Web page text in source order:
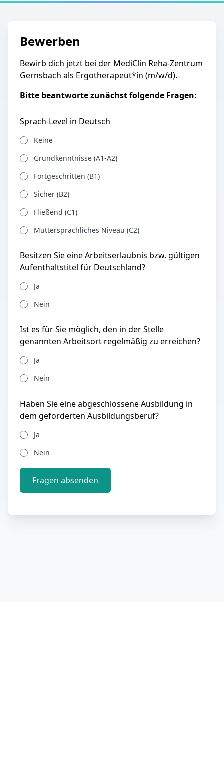
Bewerben
Bewirb dich jetzt bei der MediClin Reha-Zentrum
Gernsbach als Ergotherapeut*in (m/w/d).
Bitte beantworte zunächst folgende Fragen:
Sprach-Level in Deutsch
Keine
Grundkenntnisse (A1-A2)
Fortgeschritten (B1)
Sicher (B2)
Fließend (C1)
Muttersprachliches Niveau (C2)
Besitzen Sie eine Arbeitserlaubnis bzw. gültigen
Aufenthaltstitel für Deutschland?
Ja
Nein
Ist es für Sie möglich, den in der Stelle
genannten Arbeitsort regelmäßig zu erreichen?
Ja
Nein
Haben Sie eine abgeschlossene Ausbildung in
dem geforderten Ausbildungsberuf?
Ja
Nein
Fragen absenden